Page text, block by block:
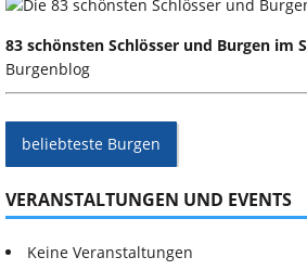
83 schönsten Schlösser und Burgen im
Burgenblog
beliebteste Burgen
VERANSTALTUNGEN UND EVENTS
Keine Veranstaltungen